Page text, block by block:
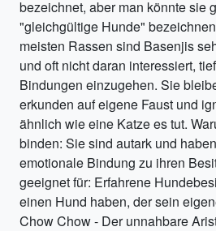
bezeichnet, aber man könnte sie
"gleichgültige Hunde"
meisten Rassen sind Basenjis
und oft nicht daran interessiert,
Bindungen einzugehen. Sie
erkunden auf eigene Faust und
ähnlich wie eine Katze es tut.
binden: Sie sind autark und
emotionale Bindung zu ihren
geeignet für: Erfahrene
einen Hund haben, der sein
Chow Chow - Der unnahbare